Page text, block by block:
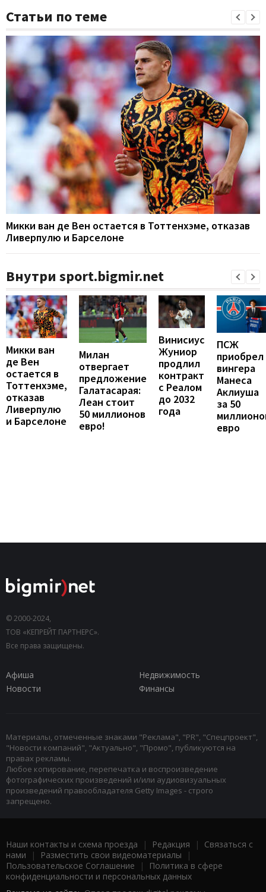
Статьи по теме
Микки ван де Вен остается в Тоттенхэме, отказав
Ливерпулю и Барселоне
Внутри sport.bigmir.net
Микки ван
де Вен
остается в
Тоттенхэме,
отказав
Ливерпулю
и Барселоне
Милан
отвергает
предложение
Галатасарая:
Леан стоит
50 миллионов
евро!
Винисиус
Жуниор
продлил
контракт
с Реалом
до 2032
года
ПСЖ
приобрел
вингера
Манеса
Аклиуша
за 50
евро
© 2000-2024,
ТОВ «КЕПРЕЙТ ПАРТНЕРС».
Все права защищены.
Афиша
Недвижимость
Новости
Финансы
Материалы, отмеченные знаками "Реклама", "PR", "Спецпроект",
"Новости компаний", "Актуально", "Промо", публикуются на
правах рекламы.
Любое копирование, перепечатка и воспроизведение
фотографических произведений и/или аудиовизуальных
произведений правообладателя Getty Images - строго
запрещено.
Наши контакты и схема проезда | Редакция | Связаться с
нами | Разместить свои видеоматериалы |
Пользовательское Соглашение |
Политика в сфере
конфиденциальности и персональных данных